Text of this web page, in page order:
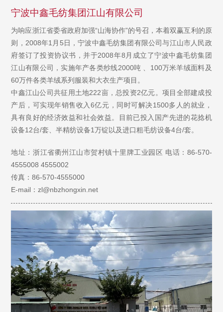
宁波中鑫毛纺集团江山有限公司
为响应浙江省委省政府加强“山海协作”的号召，本着双赢互利的原
则，2008年1月5日，宁波中鑫毛纺集团有限公司与江山市人民政
府签订了投资协议书，并于2008年8月成立了宁波中鑫毛纺集团
江山有限公司，实施年产各类纱线2000吨 、100万米羊绒面料及
60万件各类羊绒系列服装和大衣生产项目。
中鑫江山公司共征用土地222亩，总投资2亿元。项目全部建成投
产后，可实现年销售收入6亿元，同时可解决1500多人的就业，
具有良好的经济效益和社会效益。目前已投入国产先进的花捻机
设备12台/套、半精纺设备1万锭以及进口粗毛纺设备4台/套。
地址：浙江省衢州江山市贺村镇十里牌工业园区 电话：86-570-
4555008 4555002
传真：86-570-4555000
E-mail：zl@nbzhongxin.net